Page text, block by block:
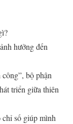
hưởng đến
bộ phận
triển giữa thiên
chỉ số giúp mình